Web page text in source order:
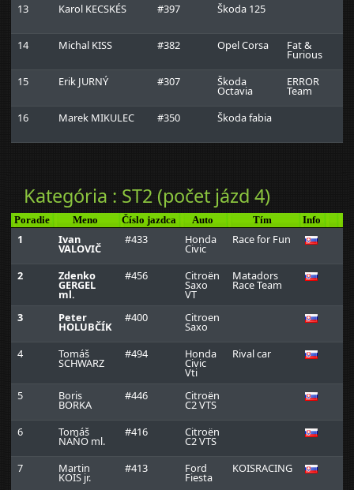
13
Karol KECSKÉS #397 Škoda 125
14 Michal KISS #382 Opel Corsa Fat &
Furious
15
Erik JURNÝ #307 Škoda
Octavia
ERROR
Team
16
Marek MIKULEC #350 Škoda fabia
Kategória : ST2 (počet jázd 4)
Poradie Meno Číslo jazdca Auto Tím Info
1 Ivan
VALOVIČ
#433 Honda
Civic
Race for Fun
2 Zdenko
GERGEL
ml.
#456 Citroën
Saxo
VT
Matadors
Race Team
3 Peter
HOLUBČÍK
#400 Citroen
Saxo
4 Tomáš
SCHWARZ
#494 Honda
Civic
Vti
Rival car
5 Boris
BORKA
#446 Citroën
C2 VTS
6 Tomáš
NAŇO ml.
#416 Citroën
C2 VTS
7 Martin
KOIS jr.
#413 Ford
Fiesta
KOISRACING